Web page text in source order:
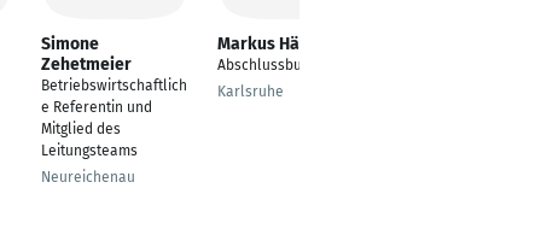
Simone
Zehetmeier
Betriebswirtschaftlich
e Referentin und
Mitglied des
Leitungsteams
Neureichenau
Markus Häußler
Abschlussbuchhalter
Karlsruhe